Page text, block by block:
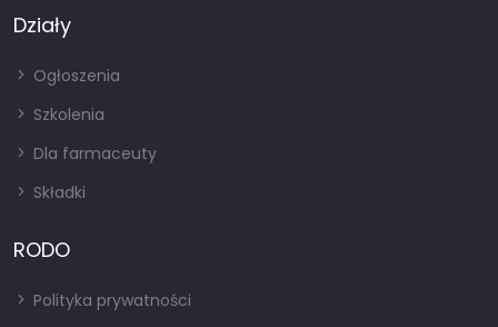
Działy
Ogłoszenia
Szkolenia
Dla farmaceuty
Składki
RODO
Polityka prywatności